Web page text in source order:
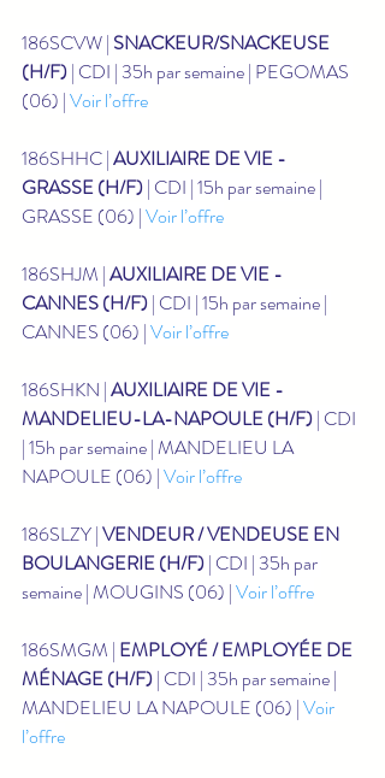
186SCVW | SNACKEUR/SNACKEUSE
(H/F) | CDI | 35h par semaine | PEGOMAS
(06) | Voir l’offre
186SHHC | AUXILIAIRE DE VIE -
GRASSE (H/F) | CDI | 15h par semaine |
GRASSE (06) | Voir l’offre
186SHJM | AUXILIAIRE DE VIE -
CANNES (H/F) | CDI | 15h par semaine |
CANNES (06) | Voir l’offre
186SHKN | AUXILIAIRE DE VIE -
MANDELIEU-LA-NAPOULE (H/F) | CDI
| 15h par semaine | MANDELIEU LA
NAPOULE (06) | Voir l’offre
186SLZY | VENDEUR / VENDEUSE EN
BOULANGERIE (H/F) | CDI | 35h par
semaine | MOUGINS (06) | Voir l’offre
186SMGM | EMPLOYÉ / EMPLOYÉE DE
MÉNAGE (H/F) | CDI | 35h par semaine |
MANDELIEU LA NAPOULE (06) | Voir
l’offre